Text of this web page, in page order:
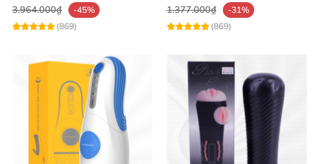
thân bạn! 🚀
3.964.000₫
-45%
(869)
1.377.000₫
-31%
(869)